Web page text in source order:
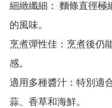
細緻纖細： 麵條直徑極
的風味。
烹煮彈性佳：烹煮後仍
感。
適用多種醬汁：特別適
蒜、香草和海鮮。